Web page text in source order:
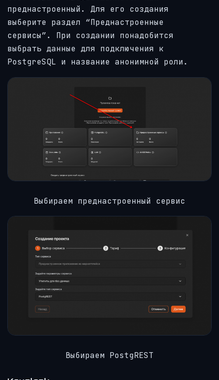
преднастроенный. Для его создания
выберите раздел “Преднастроенные
сервисы”. При создании понадобится
выбрать данные для подключения к
PostgreSQL и название анонимной роли.
Выбираем преднастроенный сервис
Выбираем PostgREST